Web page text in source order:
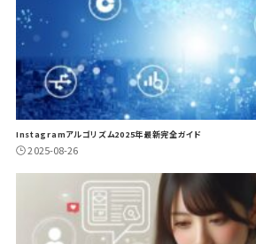
Instagramアルゴリズム2025年最新完全ガイド
2025-08-26